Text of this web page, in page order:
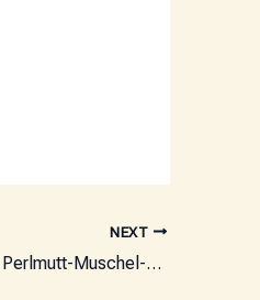
NEXT
Gipsabdruck im Perlmutt-Muschel-Effekt